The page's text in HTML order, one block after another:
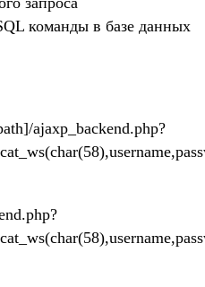
команды в базе данных
ajaxp_backend.php?